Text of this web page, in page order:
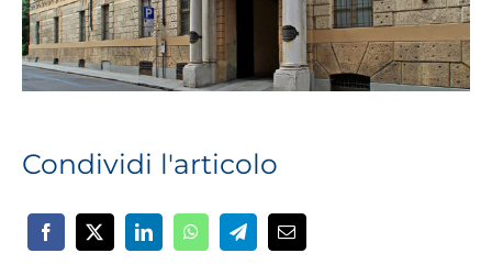
Condividi l'articolo